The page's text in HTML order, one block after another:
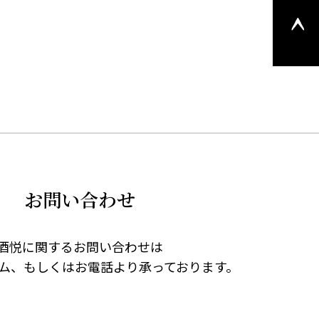
ージの
上部へ
お問い合わせ
悦に関するお問い合わせは
、もしくはお電話より承っております。